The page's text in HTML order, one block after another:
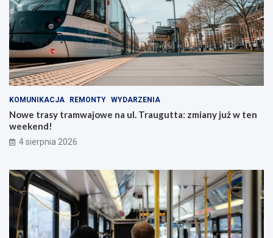
KOMUNIKACJA REMONTY WYDARZENIA
Nowe trasy tramwajowe na ul. Traugutta: zmiany już w ten
weekend!
4 sierpnia 2026